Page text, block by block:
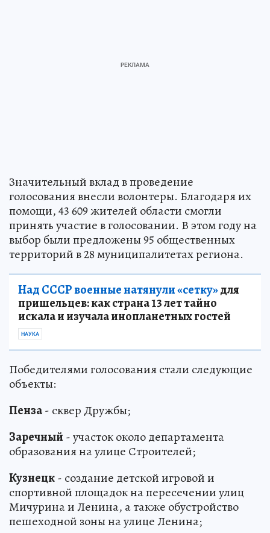
Значительный вклад в проведение
голосования внесли волонтеры. Благодаря их
помощи, 43 609 жителей области смогли
принять участие в голосовании. В этом году на
выбор были предложены 95 общественных
территорий в 28 муниципалитетах региона.
Над СССР военные натянули «сетку»для
пришельцев: как страна 13 лет тайно
искала и изучала инопланетных гостей
НАУКА
Победителями голосования стали следующие
объекты:
Пенза- сквер Дружбы;
Заречный - участок около департамента
образования на улице Строителей;
Кузнецк- создание детской игровой и
спортивной площадок на пересечении улиц
Мичурина и Ленина, а также обустройство
пешеходной зоны на улице Ленина;